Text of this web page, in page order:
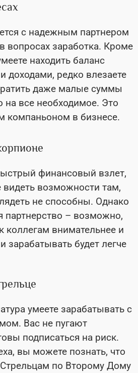
с надежным партнером
вопросах заработка. Кроме
находить баланс
доходами, редко влезаете
даже малые суммы
на все необходимое. Это
компаньоном в бизнесе.
финансовый взлет,
видеть возможности там,
не способны. Однако
партнерство – возможно,
коллегам внимательнее и
зарабатывать будет легче
умеете зарабатывать с
Вас не пугают
подписаться на риск.
вы можете познать, что
по Второму Дому